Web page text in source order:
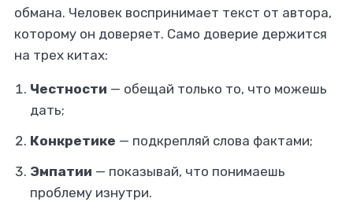
обмана. Человек воспринимает текст от автора,
которому он доверяет. Само доверие держится
на трех китах:
Честности — обещай только то, что можешь
дать;
Конкретике — подкрепляй слова фактами;
Эмпатии — показывай, что понимаешь
проблему изнутри.